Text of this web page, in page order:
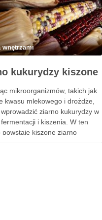
wnętrzami
kukurydzy kiszone
mikroorganizmów, takich jak
kwasu mlekowego i drożdże,
ziarno kukurydzy w
i kiszenia. W ten
powstaje kiszone ziarno
które może być świetną